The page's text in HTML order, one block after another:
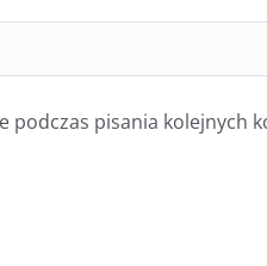
podczas pisania kolejnych